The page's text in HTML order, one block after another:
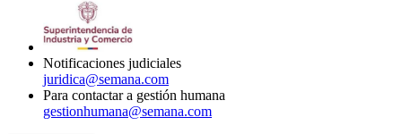
Notificaciones judiciales
juridica@semana.com
Para contactar a gestión humana
gestionhumana@semana.com